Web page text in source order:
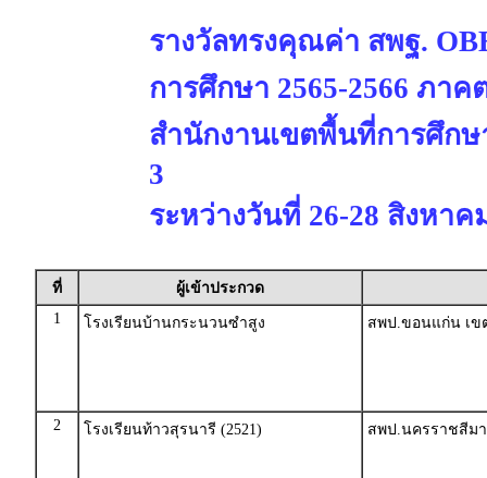
รางวัลทรงคุณค่า สพฐ.
การศึกษา 2565-2566 ภาค
สำนักงานเขตพื้นที่การศึก
3
ระหว่างวันที่ 26-28 สิงหาค
ที่
ผู้เข้าประกวด
1
โรงเรียนบ้านกระนวนซำสูง สพป.ขอนแก่น เข
2 โรงเรียนท้าวสุรนารี (2521) สพป.นครราชสีมา